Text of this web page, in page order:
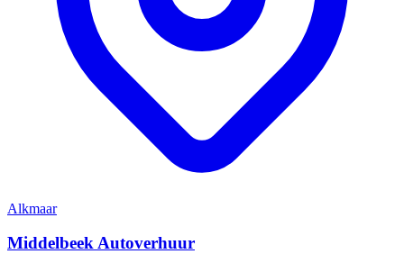
Alkmaar
Middelbeek Autoverhuur